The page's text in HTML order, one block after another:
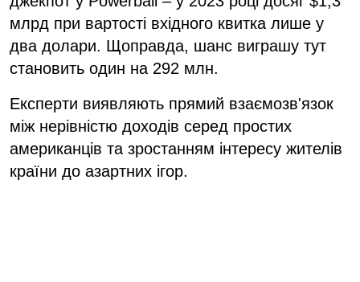
млрд при вартості вхідного квитка лише у
два долари. Щоправда, шанс виграшу тут
становить один на 292 млн.
Експерти виявляють прямий взаємозв'язок
між нерівністю доходів серед простих
американців та зростанням інтересу жителів
країни до азартних ігор.